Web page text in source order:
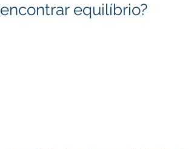
encontrar equilíbrio?